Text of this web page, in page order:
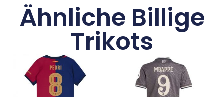
Ähnliche Billige
Trikots